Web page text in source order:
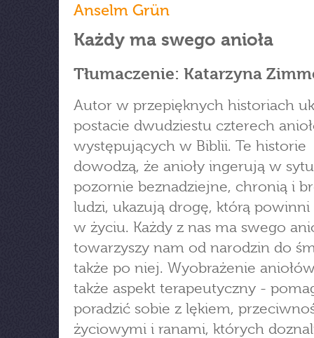
Anselm Grün
Każdy ma swego anioła
Tłumaczenie: Katarzyna
Autor w przepięknych historiach
postacie dwudziestu czterech
występujących w Biblii. Te historie
dowodzą, że anioły ingerują w
pozornie beznadziejne, chronią i
ludzi, ukazują drogę, którą powinni
w życiu. Każdy z nas ma swego
towarzyszy nam od narodzin do
także po niej. Wyobrażenie
także aspekt terapeutyczny -
poradzić sobie z lękiem,
życiowymi i ranami, których